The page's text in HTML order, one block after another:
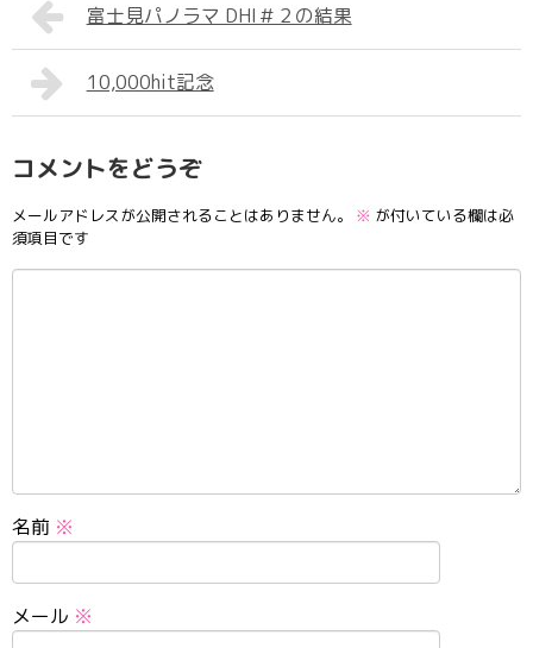
富士見パノラマ DHI＃２の結果
10,000hit記念
コメントをどうぞ
メールアドレスが公開されることはありません。 ※ が付いている欄は必
須項目です
名前 ※
メール ※